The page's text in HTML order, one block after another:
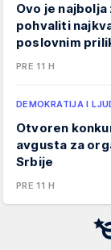
Ovo je
pohvaliti
poslovnim
PRE 11 H
DEMOKRATIJA I
Otvoren
avgusta za
Srbije
PRE 11 H